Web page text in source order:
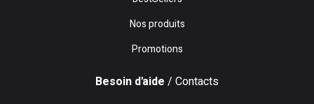
Nos produits
Promotions
Besoin d'aide / Contacts